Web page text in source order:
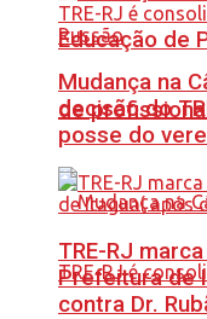
Educação de
de
Mudança na
decisão do
posse do
TRE-RJ
Prefeitura de
contra Dr.